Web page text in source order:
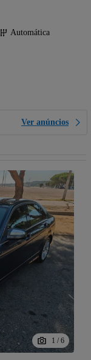
Automática
Ver anúncios
1 / 6